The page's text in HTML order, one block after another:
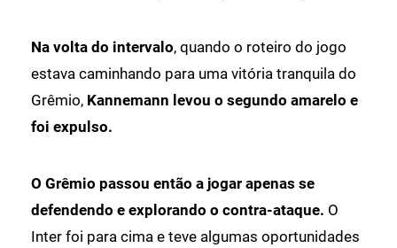
Na volta do intervalo, quando o roteiro do jogo
estava caminhando para uma vitória tranquila do
Grêmio, Kannemann levou o segundo amarelo e
foi expulso.
O Grêmio passou então a jogar apenas se
defendendo e explorando o contra-ataque. O
Inter foi para cima e teve algumas oportunidades